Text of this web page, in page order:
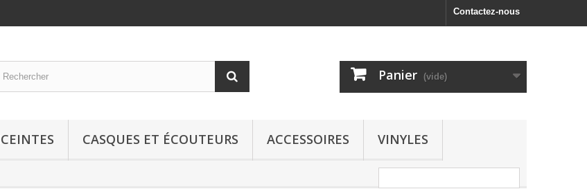
Contactez-nous
Panier (vide)
CASQUES ET ÉCOUTEURS ACCESSOIRES VINYLES